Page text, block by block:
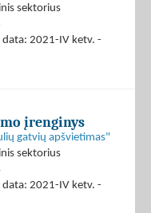
sektorius
2021-IV ketv. -
įrenginys
gatvių apšvietimas"
sektorius
2021-IV ketv. -